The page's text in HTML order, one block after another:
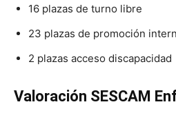
16 plazas de turno libre
23 plazas de promoción
2 plazas acceso discapacidad
Valoración SESCAM